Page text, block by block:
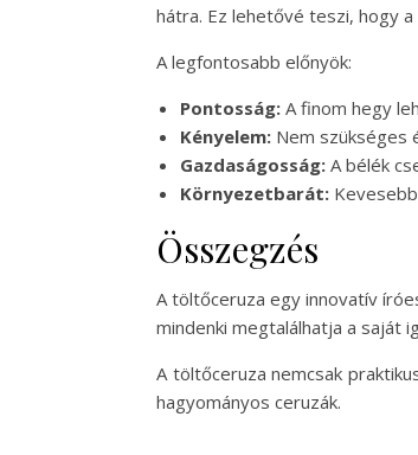
hátra. Ez lehetővé teszi, hogy
A legfontosabb előnyök:
Pontosság: A finom hegy
Kényelem: Nem szükséges
Gazdaságosság: A bélék
Környezetbarát:
Összegzés
A töltőceruza egy innovatív
mindenki megtalálhatja a saját
A töltőceruza nemcsak
hagyományos ceruzák.